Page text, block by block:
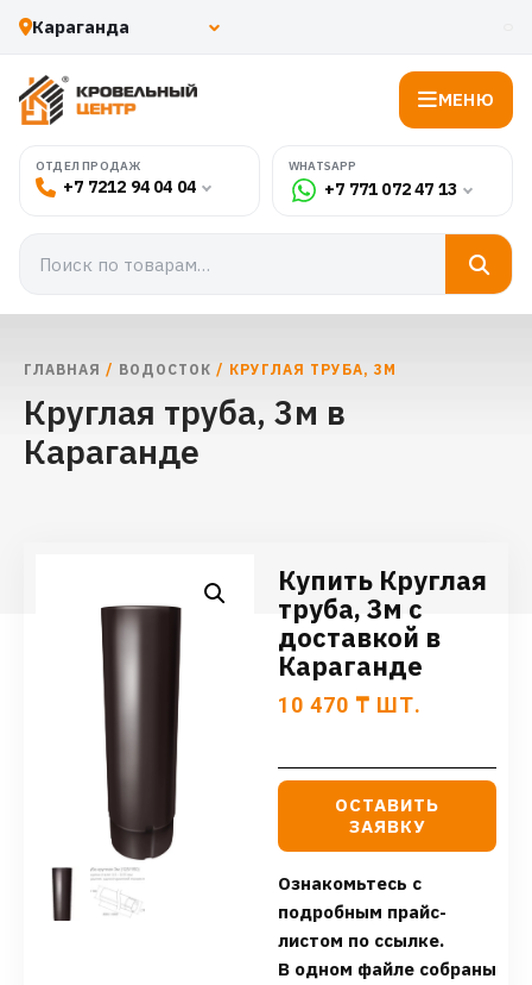
МЕНЮ
ОТДЕЛ ПРОДАЖ
+7 7212 94 04 04
WHATSAPP
+7 771 072 47 13
ГЛАВНАЯ / ВОДОСТОК / КРУГЛАЯ ТРУБА, 3М
Круглая труба, 3м в
Караганде
Купить Круглая
труба, 3м с
доставкой в
Караганде
10 470 ₸ ШТ.
ОСТАВИТЬ
ЗАЯВКУ
Ознакомьтесь с
подробным прайс-
листом по ссылке.
В одном файле собраны